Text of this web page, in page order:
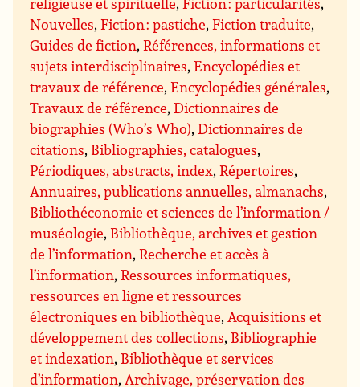
Nouvelles,Fiction : pastiche,Fiction traduite,
Guides de fiction,Références, informations et
sujets interdisciplinaires,Encyclopédies et
travaux de référence,Encyclopédies générales,
Travaux de référence,Dictionnaires de
biographies (Who’s Who),Dictionnaires de
citations, Bibliographies, catalogues,
Périodiques, abstracts, index,Répertoires,
Annuaires, publications annuelles, almanachs,
Bibliothéconomie et sciences de l’information /
muséologie, Bibliothèque, archives et gestion
de l’information,Recherche et accès à
l’information,Ressources informatiques,
ressources en ligne et ressources
électroniques en bibliothèque,Acquisitions et
développement des collections, Bibliographie
et indexation, Bibliothèque et services
d’information,Archivage, préservation des